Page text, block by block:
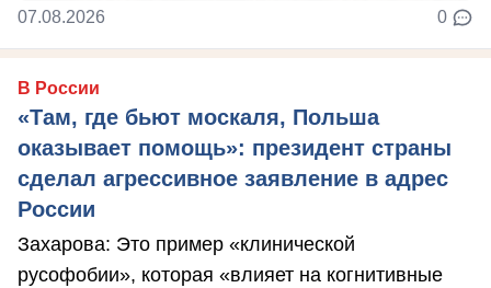
07.08.2026 0
В России
«Там, где бьют москаля, Польша
оказывает помощь»: президент страны
сделал агрессивное заявление в адрес
России
Захарова: Это пример «клинической
русофобии», которая «влияет на когнитивные